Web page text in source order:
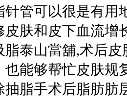
针管可以很是有用
皮肤和皮下血流增
脂泰山當舖,术后
也能够帮忙皮肤规
抽脂手术后脂肪